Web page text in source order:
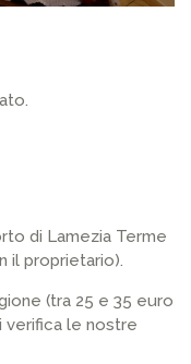
di Lamezia Terme
il proprietario).
(tra 25 e 35 euro
verifica le nostre